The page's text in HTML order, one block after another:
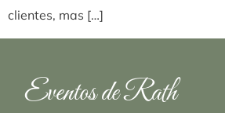
clientes, mas […]
Eventos de Rath